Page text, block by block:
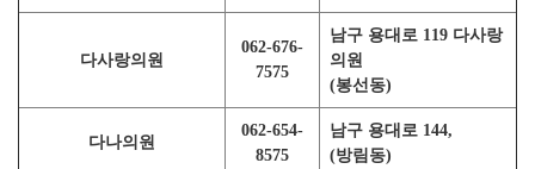
다사랑의원
062-676-
7575
남구 용대로 119 다사랑
의원
(봉선동)
다나의원
062-654-
8575
남구 용대로 144,
(방림동)